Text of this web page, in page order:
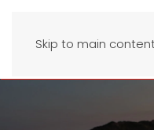
Skip to main